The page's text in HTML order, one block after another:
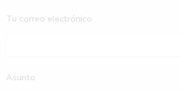
Tu correo electrónico
Asunto